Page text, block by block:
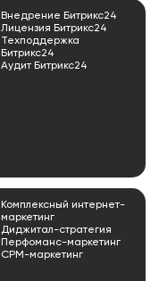
Внедрение Битрикс24
Лицензия Битрикс24
Техподдержка
Битрикс24
Аудит Битрикс24
Комплексный интернет-
маркетинг
Диджитал-стратегия
Перфоманс-маркетинг
СРМ-маркетинг